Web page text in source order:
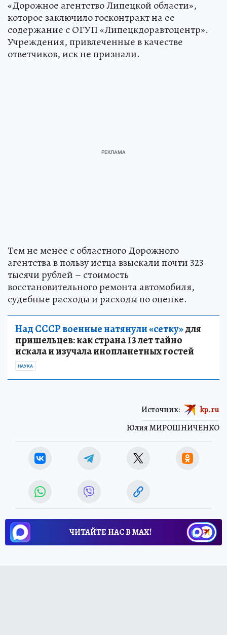
«Дорожное агентство Липецкой области»,
которое заключило госконтракт на ее
содержание с ОГУП «Липецкдоравтоцентр».
Учреждения, привлеченные в качестве
ответчиков, иск не признали.
Тем не менее с областного Дорожного
агентства в пользу истца взыскали почти 323
тысячи рублей – стоимость
восстановительного ремонта автомобиля,
судебные расходы и расходы по оценке.
Над СССР военные натянули «сетку»для
пришельцев: как страна 13 лет тайно
искала и изучала инопланетных гостей
НАУКА
Юлия МИРОШНИЧЕНКО
Источник: kp.ru
ЧИТАЙТЕ НАС В МАХ!